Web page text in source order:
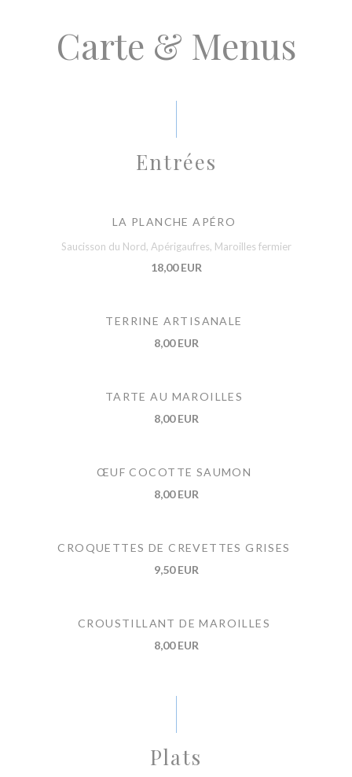
Carte & Menus
Entrées
LA PLANCHE APÉRO
Saucisson du Nord, Apérigaufres, Maroilles fermier
18,00 EUR
TERRINE ARTISANALE
8,00 EUR
TARTE AU MAROILLES
8,00 EUR
ŒUF COCOTTE SAUMON
8,00 EUR
CROQUETTES DE CREVETTES GRISES
9,50 EUR
CROUSTILLANT DE MAROILLES
8,00 EUR
Plats